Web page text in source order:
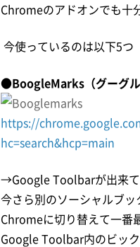
Chromeのアドオンでも十
今使っているのは以下5つ
●BoogleMarks（グーグル
https://
hc=search&hcp=main
→Google Toolbarが出来て
今さら別のソーシャルブ
Chromeに切り替えて一番
Google Toolbar内のビッ